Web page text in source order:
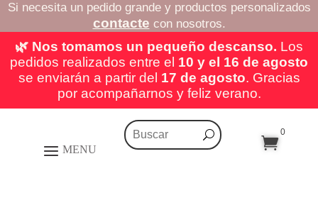
Si necesita un pedido grande y productos personalizados
contacte con nosotros.
🌿 Nos tomamos un pequeño descanso. Los
pedidos realizados entre el 10 y el 16 de agosto
se enviarán a partir del 17 de agosto. Gracias
por acompañarnos y feliz verano.

0